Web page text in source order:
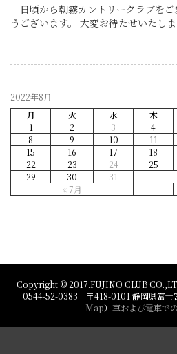
日頃から朝霧カントリークラブをご
うございます。 大変お待たせいたし
2022年8月
月
火 水 木
« 7月
1 2 3 4
8
9 10 11
15
16 17 18
22
23 24 25
29
30 31
Copyright © 2017.FUJINO CLUB
0544-52-0383 〒418-0101 静岡県富士
Map） 車および電車で